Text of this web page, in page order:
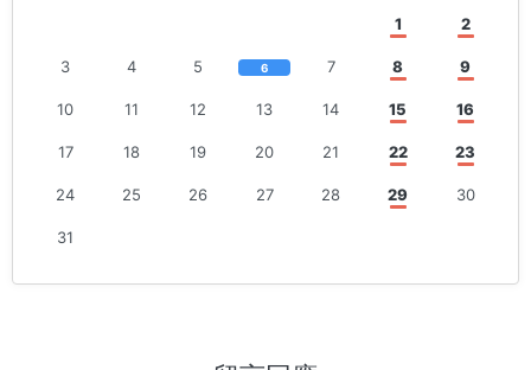
1 2
3 4 5 6 7 8 9
10 11 12 13 14 15 16
17 18 19 20 21 22 23
24 25 26 27 28 29 30
31